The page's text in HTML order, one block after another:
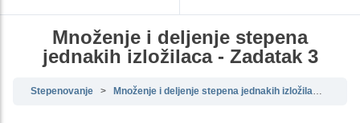
Množenje i deljenje stepena
jednakih izložilaca - Zadatak 3
Stepenovanje Množenje i deljenje stepena jednakih izložilaca